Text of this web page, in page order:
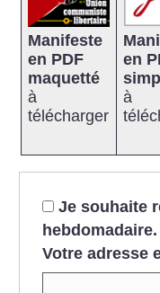
Manifeste
en PDF
maquetté
à
télécharger
en
à
Je souhaite
hebdomadaire.
Votre adresse